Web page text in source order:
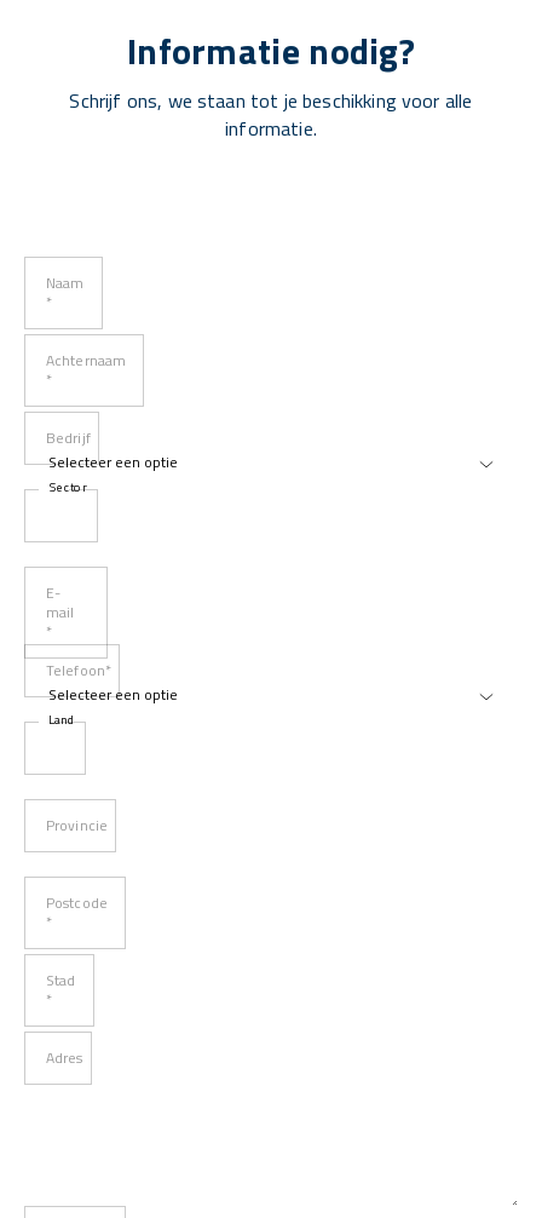
Informatie nodig?
Schrijf ons, we staan tot je beschikking voor alle
informatie.
Naam
*
Achternaam
*
Bedrijf
Sector
E-
mail
*
Telefoon*
Land
Provincie
Postcode
*
Stad
*
Adres